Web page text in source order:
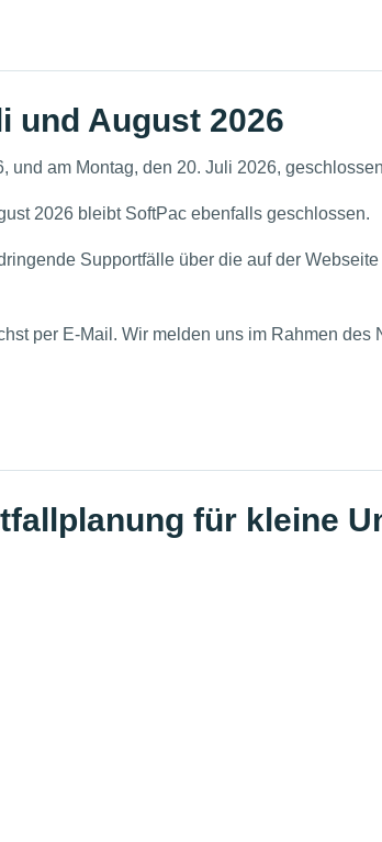
und August 2026
und am Montag, den 20. Juli 2026,
2026 bleibt SoftPac ebenfalls geschlossen.
Supportfälle über die auf der
per E-Mail. Wir melden uns im Rahmen des
für kleine